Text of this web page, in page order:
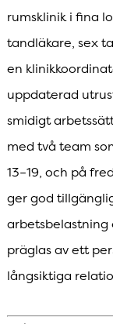
rumsklinik i fina
tandläkare, sex
en
uppdaterad
smidigt
med två team
13–19, och på
ger god
arbetsbelastning
präglas av ett
långsiktiga